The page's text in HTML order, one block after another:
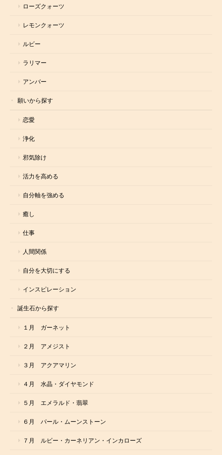
ローズクォーツ
レモンクォーツ
ルビー
ラリマー
アンバー
願いから探す
恋愛
浄化
邪気除け
活力を高める
自分軸を強める
癒し
仕事
人間関係
自分を大切にする
インスピレーション
誕生石から探す
１月 ガーネット
２月 アメジスト
３月 アクアマリン
４月 水晶・ダイヤモンド
５月 エメラルド・翡翠
６月 パール・ムーンストーン
７月 ルビー・カーネリアン・インカローズ